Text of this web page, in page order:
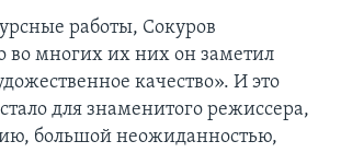
работы, Сокуров
во многих их них он заметил
качество». И это
стало для знаменитого режиссера,
большой неожиданностью,